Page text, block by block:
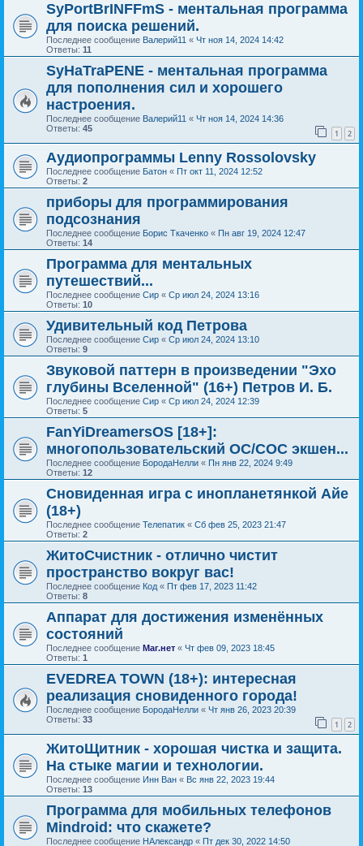
SyPortBrINFFmS - ментальная программа
для поиска решений.
Последнее сообщение Валерий11 « Чт ноя 14, 2024 14:42
Ответы: 11
SyHaTraPENE - ментальная программа
для пополнения сил и хорошего
настроения.
Последнее сообщение Валерий11 « Чт ноя 14, 2024 14:36
Ответы: 45 1 2
Аудиопрограммы Lenny Rossolovsky
Последнее сообщение Батон « Пт окт 11, 2024 12:52
Ответы: 2
приборы для программирования
подсознания
Последнее сообщение Борис Ткаченко « Пн авг 19, 2024 12:47
Ответы: 14
Программа для ментальных
путешествий...
Последнее сообщение Сир « Ср июл 24, 2024 13:16
Ответы: 10
Удивительный код Петрова
Последнее сообщение Сир « Ср июл 24, 2024 13:10
Ответы: 9
Звуковой паттерн в произведении "Эхо
глубины Вселенной" (16+) Петров И. Б.
Последнее сообщение Сир « Ср июл 24, 2024 12:39
Ответы: 5
FanYiDreamersOS [18+]:
многопользовательский ОС/СОС экшен...
Последнее сообщение БородаНелли « Пн янв 22, 2024 9:49
Ответы: 12
Сновиденная игра с инопланетянкой Айе
(18+)
Последнее сообщение Телепатик « Сб фев 25, 2023 21:47
Ответы: 2
ЖитоСчистник - отлично чистит
пространство вокруг вас!
Последнее сообщение Код « Пт фев 17, 2023 11:42
Ответы: 8
Аппарат для достижения изменённых
состояний
Последнее сообщение Маг.нет « Чт фев 09, 2023 18:45
Ответы: 1
EVEDREA TOWN (18+): интересная
реализация сновиденного города!
Последнее сообщение БородаНелли « Чт янв 26, 2023 20:39
Ответы: 33 1 2
ЖитоЩитник - хорошая чистка и защита.
На стыке магии и технологии.
Последнее сообщение Инн Ван « Вс янв 22, 2023 19:44
Ответы: 13
Программа для мобильных телефонов
Mindroid: что скажете?
Последнее сообщение НАлександр « Пт дек 30, 2022 14:50